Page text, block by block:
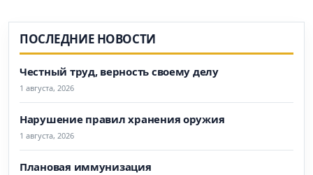
ПОСЛЕДНИЕ НОВОСТИ
Честный труд, верность своему делу
1 августа, 2026
Нарушение правил хранения оружия
1 августа, 2026
Плановая иммунизация